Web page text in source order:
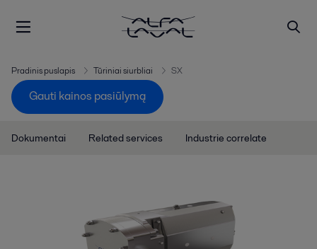
Pradinis puslapis Tūriniai siurbliai SX
Gauti kainos pasiūlymą
Dokumentai Related services Industrie correlate